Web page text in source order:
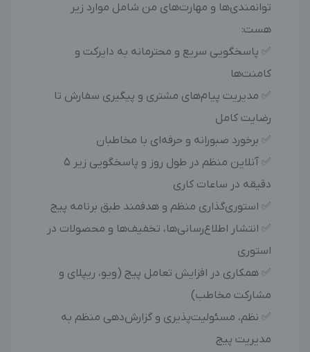
توانمندی‌ها و مهارت‌های من شامل موارد زیر
هست:
✅ پاسخگویی سریع و محترمانه به دایرکت و
کامنت‌ها
✅ مدیریت پیام‌های مشتری و پیگیری سفارش تا
رضایت کامل
✅ برخورد صبورانه و حرفه‌ای با مخاطبان
✅ آنلاین منظم در طول روز و پاسخگویی زیر ۵
دقیقه در ساعات کاری
✅ استوری‌گذاری منظم و هدفمند طبق برنامه پیج
✅ انتشار اطلاع‌رسانی‌ها، تخفیف‌ها و محصولات در
استوری
✅ همکاری در افزایش تعامل پیج (ویو، ریپلای و
مشارکت مخاطب)
✅ نظم، مسئولیت‌پذیری و گزارش‌دهی منظم به
مدیریت پیج